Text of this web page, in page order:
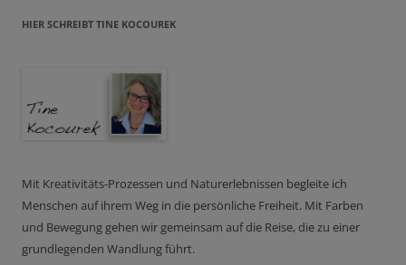
HIER SCHREIBT TINE KOCOUREK
Mit Kreativitäts-Prozessen und Naturerlebnissen begleite ich
Menschen auf ihrem Weg in die persönliche Freiheit. Mit Farben
und Bewegung gehen wir gemeinsam auf die Reise, die zu einer
grundlegenden Wandlung führt.